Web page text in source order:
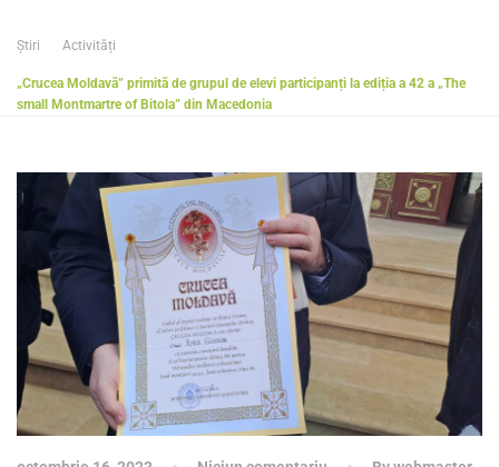
Știri Activități
„Crucea Moldavă” primită de grupul de elevi participanți la ediția a 42 a „The
small Montmartre of Bitola” din Macedonia